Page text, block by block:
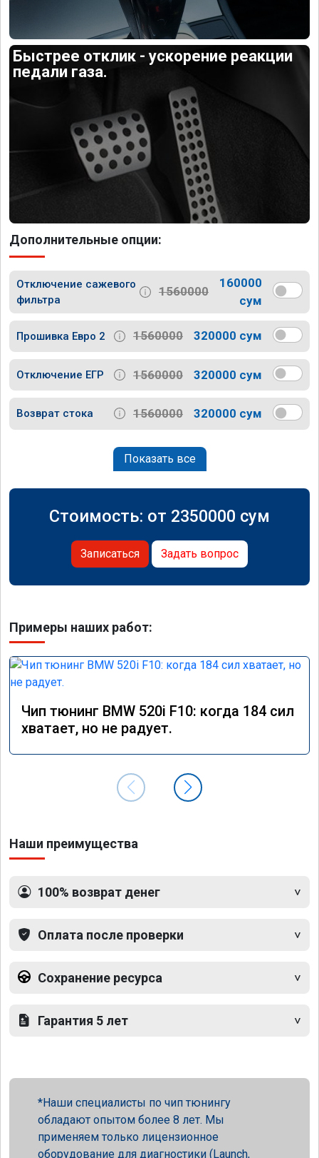
Быстрее отклик - ускорение реакции
педали газа.
Дополнительные опции:
Отключение сажевого
фильтра
1560000
160000
сум
Прошивка Евро 2 1560000 320000 сум
Отключение ЕГР 1560000 320000 сум
Возврат стока 1560000 320000 сум
Показать все
Стоимость: от 2350000 сум
Записаться Задать вопрос
Примеры наших работ:
Чип тюнинг BMW 520i F10: когда 184 сил
хватает, но не радует.
Наши преимущества
100% возврат денег
Оплата после проверки
Сохранение ресурса
Гарантия 5 лет
Наши специалисты по чип тюнингу
обладают опытом более 8 лет. Мы
применяем только лицензионное
оборудование для диагностики (Launch,